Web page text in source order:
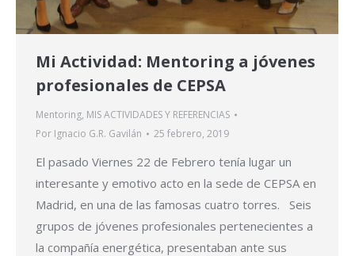
Mi Actividad: Mentoring a jóvenes
profesionales de CEPSA
Mentoring, MIS ACTIVIDADES Y REFERENCIAS
Por Ignacio G.R. Gavilán 25 febrero, 2019
El pasado Viernes 22 de Febrero tenía lugar un
interesante y emotivo acto en la sede de CEPSA en
Madrid, en una de las famosas cuatro torres. Seis
grupos de jóvenes profesionales pertenecientes a
la compañía energética, presentaban ante sus